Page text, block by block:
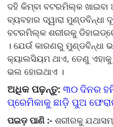
ଦହି କିମ୍ବା ବଟରମିଲ୍କ
ବ୍ୟବହାର ଦ୍ୱାରା ମୁଣ୍ଡବିନ୍ଧା
ବଟରମିଲ୍କ ଶରୀରକୁ
। ଯେଉଁ କାରଣରୁ ମୁଣ୍ଡବିନ୍ଧା
କ୍ୟାଲସିୟମ ଥାଏ, ତେଣୁ ଏହାକୁ
ଭଲ ହୋଇଥାଏ ।
ଅଧିକ ପଢ଼ନ୍ତୁ: ୩୦ ଦିନର
ପ୍ରେମିକାକୁ ଛାଡ଼ି ପୁଅ
ପଇଡ଼ ପାଣି :- ଶରୀରକୁ